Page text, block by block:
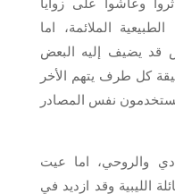
وعاشوا على زوايا
الملائمة، اما
قد يضيف إليه البعض
كل طرف يتهم الأخر
نفس المصادر
والروحي، اما عيت
الليبية وقد ازديد في